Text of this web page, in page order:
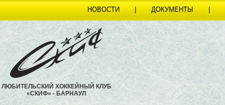
НОВОСТИ | ДОКУМЕНТЫ |
ЛЮБИТЕЛЬСКИЙ ХОККЕЙНЫЙ КЛУБ
«СКИФ» - БАРНАУЛ